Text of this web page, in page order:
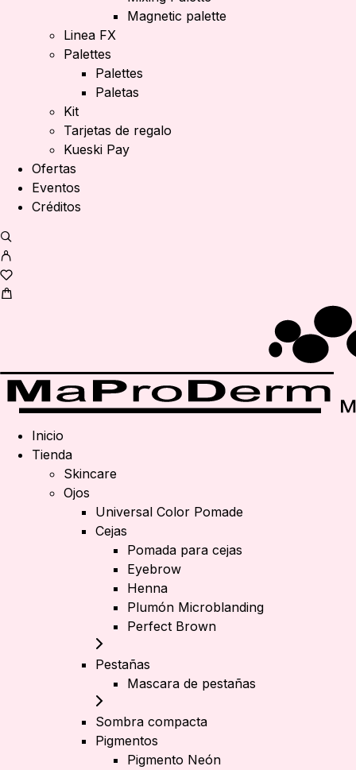
Magnetic palette
Linea FX
Palettes
Palettes
Paletas
Kit
Tarjetas de regalo
Kueski Pay
Ofertas
Eventos
Créditos
Inicio
Tienda
Skincare
Ojos
Universal Color Pomade
Cejas
Pomada para cejas
Eyebrow
Henna
Plumón Microblanding
Perfect Brown
Pestañas
Mascara de pestañas
Sombra compacta
Pigmentos
Pigmento Neón